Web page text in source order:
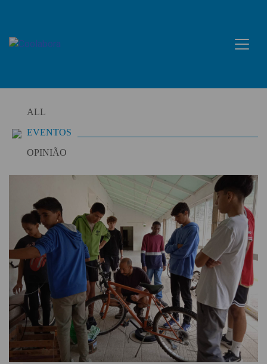
content
ALL
EVENTOS
OPINIÃO